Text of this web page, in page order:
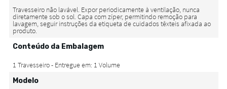
Conteúdo da Embalagem
Modelo